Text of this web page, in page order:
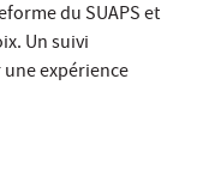
du SUAPS et
Un suivi
expérience